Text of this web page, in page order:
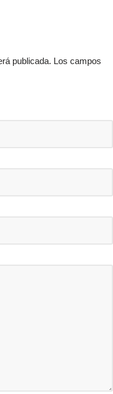
publicada. Los campos